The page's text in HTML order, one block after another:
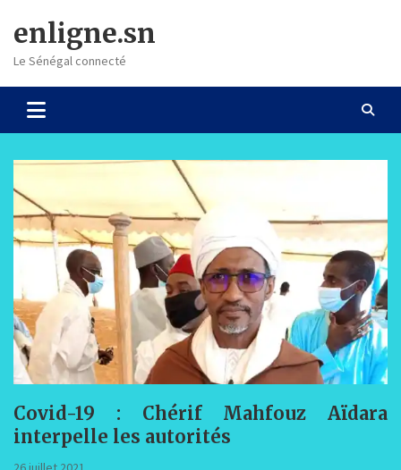
content
enligne.sn
Le Sénégal connecté
Covid-19 : Chérif Mahfouz Aïdara
interpelle les autorités